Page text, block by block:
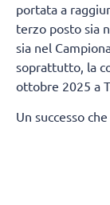
portata a
terzo posto sia
sia nel
soprattutto, la
ottobre 2025 a
Un successo